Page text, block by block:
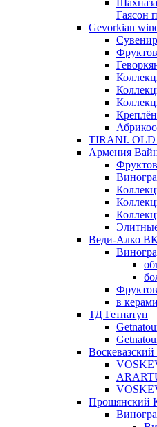
Гаясон
Gevorkian
TIRANI.
Армения
Веди-Алко
в
ТД Гетнатун
Прошянский